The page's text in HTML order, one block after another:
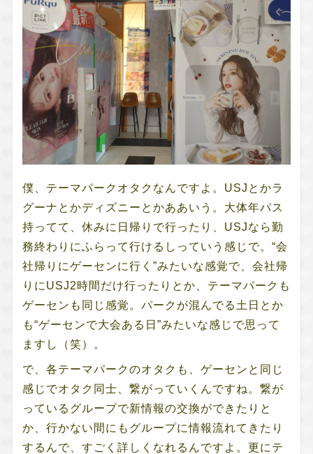
僕、テーマパークオタクなんですよ。USJとかラ
グーナとかディズニーとかああいう。大体年パス
持ってて、休みに日帰りで行ったり、USJなら勤
務終わりにふらって行けるしっていう感じで。“会
社帰りにゲーセンに行く”みたいな感覚で、会社帰
りにUSJ2時間だけ行ったりとか、テーマパークも
ゲーセンも同じ感覚。パークが混んでる土日とか
も“ゲーセンで大会ある日”みたいな感じで思って
ますし（笑）。
で、各テーマパークのオタクも、ゲーセンと同じ
感じでオタク同士、繋がっていくんですね。繋が
っているグループで新情報の交換ができたりと
か、行かない間にもグループに情報流れてきたり
するんで、すごく詳しくなれるんですよ。更にテ